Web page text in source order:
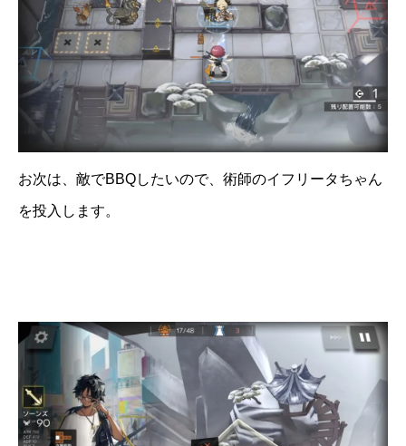
お次は、敵でBBQしたいので、術師のイフリータちゃん
を投入します。